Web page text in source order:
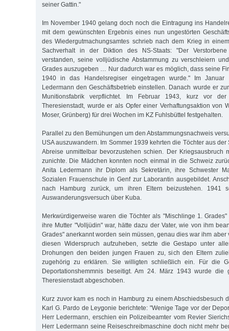
seiner Gattin."
Im November 1940 gelang doch noch die Eintragung ins
mit dem gewünschten Ergebnis eines nun ungestörten
des Wiedergutmachungsamtes schrieb nach dem Krieg in
Sachverhalt in der Diktion des NS-Staats: "Der
verstanden, seine volljüdische Abstammung zu verschleiern
Grades auszugeben … Nur dadurch war es möglich, dass seine
1940 in das Handelsregiser eingetragen wurde." Im Januar
Ledermann den Geschäftsbetrieb einstellen. Danach wurde er
Munitionsfabrik verpflichtet. Im Februar 1943, kurz vor der
Theresienstadt, wurde er als Opfer einer Verhaftungsaktion von
Moser, Grünberg) für drei Wochen im KZ Fuhlsbüttel festgehalten.
Parallel zu den Bemühungen um den Abstammungsnachweis
USA auszuwandern. Im Sommer 1939 kehrten die Töchter aus
Abreise unmittelbar bevorzustehen schien. Der Kriegsausbruch
zunichte. Die Mädchen konnten noch einmal in die Schweiz
Anita Ledermann ihr Diplom als Sekretärin, ihre Schwester
Sozialen Frauenschule in Genf zur Laborantin ausgebildet.
nach Hamburg zurück, um ihren Eltern beizustehen. 1941
Auswanderungsversuch über Kuba.
Merkwürdigerweise waren die Töchter als "Mischlinge 1.
ihre Mutter "Volljüdin" war, hätte dazu der Vater, wie von ihm
Grades" anerkannt worden sein müssen, genau dies war ihm aber
diesen Widerspruch aufzuheben, setzte die Gestapo unter
Drohungen den beiden jungen Frauen zu, sich den Eltern
zugehörig zu erklären. Sie willigten schließlich ein. Für die
Deportationshemmnis beseitigt. Am 24. März 1943 wurde die
Theresienstadt abgeschoben.
Kurz zuvor kam es noch in Hamburg zu einem Abschiedsbesuch
Karl G. Pardo de Leygonie berichtete: "Wenige Tage vor der
Herr Ledermann, erschien ein Polizeibeamter vom Revier
Herr Ledermann seine Reiseschreibmaschine doch nicht mehr